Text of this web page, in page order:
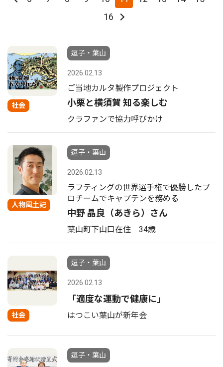
16
社会
逗子・葉山
2026.02.13
ご当地カルタ製作プロジェクト
小栗と横須賀 知る楽しむ
クラファンで協力呼びかけ
人物風土記
逗子・葉山
2026.02.13
ラフティングの世界選手権で優勝したプ
ロチームでキャプテンを務める
中野 晶良（あきら）さん
葉山町下山口在住 34歳
社会
逗子・葉山
2026.02.13
「適度な運動で健康に」
はつこい葉山が新年会
逗子・葉山